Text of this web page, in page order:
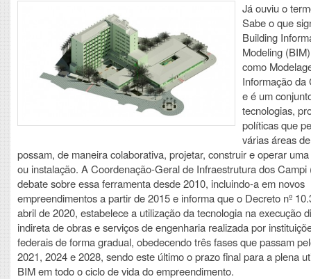
Já ouviu o
Sabe o que
Building
Modeling
como
Informação da
e é um
tecnologias,
políticas que
várias áreas
possam, de maneira colaborativa, projetar, construir e operar
ou instalação. A Coordenação-Geral de Infraestrutura dos Campi
debate sobre essa ferramenta desde 2010, incluindo-a em novos
empreendimentos a partir de 2015 e informa que o Decreto nº
abril de 2020, estabelece a utilização da tecnologia na execução
indireta de obras e serviços de engenharia realizada por
federais de forma gradual, obedecendo três fases que passam
2021, 2024 e 2028, sendo este último o prazo final para a plena
BIM em todo o ciclo de vida do empreendimento.